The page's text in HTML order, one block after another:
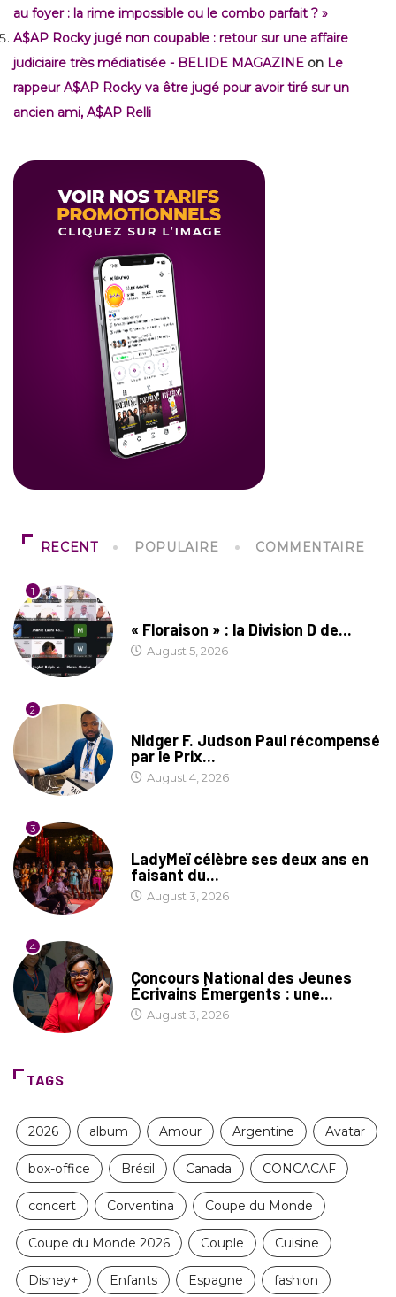
au foyer : la rime impossible ou le combo parfait ? »
A$AP Rocky jugé non coupable : retour sur une affaire
judiciaire très médiatisée - BELIDE MAGAZINE on Le
rappeur A$AP Rocky va être jugé pour avoir tiré sur un
ancien ami, A$AP Relli
RECENT POPULAIRE COMMENTAIRE
1
« Floraison » : la Division D de...
August 5, 2026
2
Nidger F. Judson Paul récompensé
par le Prix...
August 4, 2026
3
LadyMeï célèbre ses deux ans en
faisant du...
August 3, 2026
4
Concours National des Jeunes
Écrivains Émergents : une...
August 3, 2026
TAGS
2026 album Amour Argentine Avatar
box-office Brésil Canada CONCACAF
concert Corventina Coupe du Monde
Coupe du Monde 2026 Couple Cuisine
Disney+ Enfants Espagne fashion